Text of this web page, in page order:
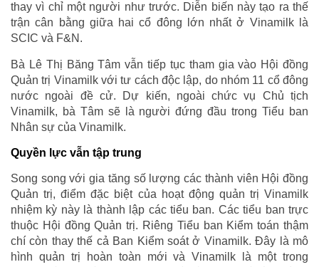
thay vì chỉ một người như trước. Diễn biến này tạo ra thế
trận cân bằng giữa hai cổ đông lớn nhất ở Vinamilk là
SCIC và F&N.
Bà Lê Thị Băng Tâm vẫn tiếp tục tham gia vào Hội đồng
Quản trị Vinamilk với tư cách độc lập, do nhóm 11 cổ đông
nước ngoài đề cử. Dự kiến, ngoài chức vụ Chủ tịch
Vinamilk, bà Tâm sẽ là người đứng đầu trong Tiểu ban
Nhân sự của Vinamilk.
Quyền lực vẫn tập trung
Song song với gia tăng số lượng các thành viên Hội đồng
Quản trị, điểm đặc biệt của hoạt động quản trị Vinamilk
nhiệm kỳ này là thành lập các tiểu ban. Các tiểu ban trực
thuộc Hội đồng Quản trị. Riêng Tiểu ban Kiểm toán thậm
chí còn thay thế cả Ban Kiểm soát ở Vinamilk. Đây là mô
hình quản trị hoàn toàn mới và Vinamilk là một trong